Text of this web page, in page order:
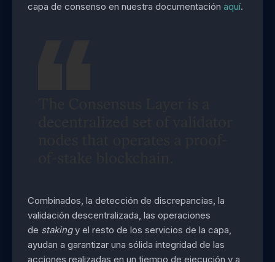
capa de consenso en nuestra documentación aquí.
Combinados, la detección de discrepancias, la
validación descentralizada, las operaciones
de stakingy el resto de los servicios de la capa,
ayudan a garantizar una sólida integridad de las
acciones realizadas en un tiempo de ejecución y a